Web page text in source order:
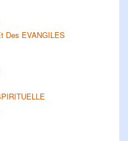
Des EVANGILES